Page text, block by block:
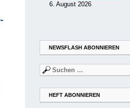
6. August 2026
NEWSFLASH ABONNIEREN
Suchen
nach:
HEFT ABONNIEREN